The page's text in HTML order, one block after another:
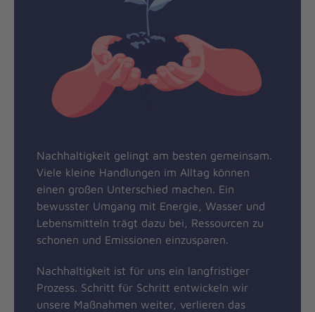
Nachhaltigkeit gelingt am besten gemeinsam.
Viele kleine Handlungen im Alltag können
einen großen Unterschied machen. Ein
bewusster Umgang mit Energie, Wasser und
Lebensmitteln trägt dazu bei, Ressourcen zu
schonen und Emissionen einzusparen.
Nachhaltigkeit ist für uns ein langfristiger
Prozess. Schritt für Schritt entwickeln wir
unsere Maßnahmen weiter, verlieren das